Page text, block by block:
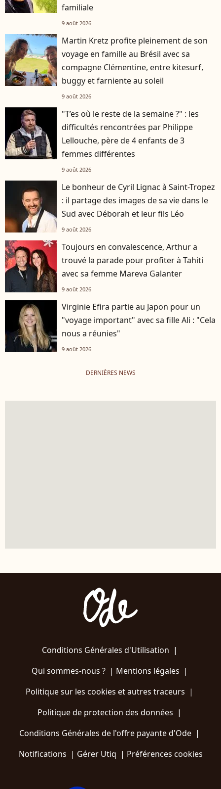
familiale
9 août 2026
Martin Kretz profite pleinement de son
voyage en famille au Brésil avec sa
compagne Clémentine, entre kitesurf,
buggy et farniente au soleil
9 août 2026
"T’es où le reste de la semaine ?" : les
difficultés rencontrées par Philippe
Lellouche, père de 4 enfants de 3
femmes différentes
9 août 2026
Le bonheur de Cyril Lignac à Saint-Tropez
: il partage des images de sa vie dans le
Sud avec Déborah et leur fils Léo
9 août 2026
Toujours en convalescence, Arthur a
trouvé la parade pour profiter à Tahiti
avec sa femme Mareva Galanter
9 août 2026
Virginie Efira partie au Japon pour un
"voyage important" avec sa fille Ali : "Cela
nous a réunies"
9 août 2026
DERNIÈRES NEWS
Conditions Générales d'Utilisation |
Qui sommes-nous ?| Mentions légales |
Politique sur les cookies et autres traceurs |
Politique de protection des données |
Conditions Générales de l'offre payante d'Ode |
Notifications | Gérer Utiq | Préférences cookies